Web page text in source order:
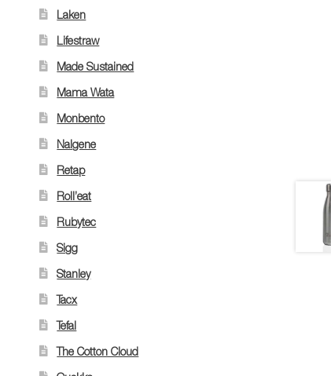
Laken
Lifestraw
Made Sustained
Mama Wata
Monbento
Nalgene
Retap
Roll’eat
Rubytec
Sigg
Stanley
Tacx
Tefal
The Cotton Cloud